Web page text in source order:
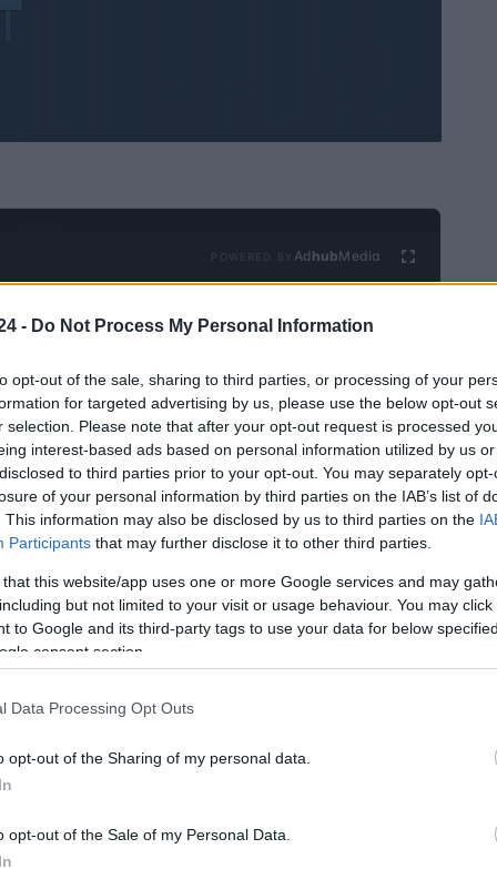
- Do Not Process My Personal Information
opt-out of the sale, sharing to third parties, or processing of your
for targeted advertising by us, please use the below opt-out
selection. Please note that after your opt-out request is processed
interest-based ads based on personal information utilized by us
to third parties prior to your opt-out. You may separately
of your personal information by third parties on the IAB’s list of
This information may also be disclosed by us to third parties on the
Participants that may further disclose it to other third parties.
that this website/app uses one or more Google services and may
but not limited to your visit or usage behaviour. You may
to Google and its third-party tags to use your data for below
consent section.
Data Processing Opt Outs
opt-out of the Sharing of my personal data.
opt-out of the Sale of my Personal Data.
Ad hubMedia
ha hecho un anuncio que podría cambiar las
tregua arancelaria se ha extendido. La nueva
se ha movido a agosto de este año. Pero, ojo,
Casa Blanca, Trump dejó claro que esta no es la
en negociar, el límite podría cambiar nuevamente.
que después del 1 de agosto de 2025, no habrá
“aranceles recíprocos”.
arancelaria
el plazo, no se permitirá más extensiones una
su cuenta en Truth Social, comunicó que «según
comenzarán a pagarse el 1 de agosto de 2025».